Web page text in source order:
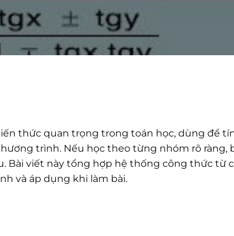
thức quan trọng trong toán học, dùng để
trình. Nếu học theo từng nhóm rõ ràng,
Bài viết này tổng hợp hệ thống công thức từ
và áp dụng khi làm bài.